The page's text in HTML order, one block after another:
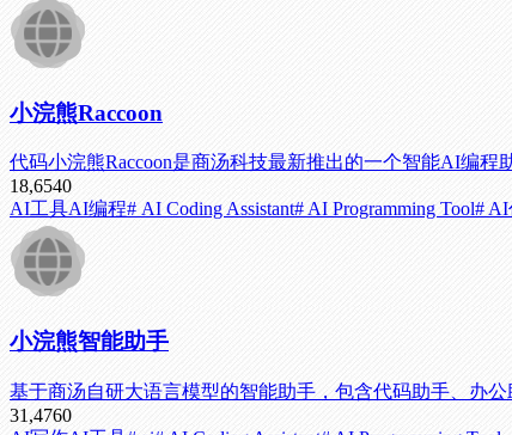
小浣熊Raccoon
代码小浣熊Raccoon是商汤科技最新推出的一个智能AI编
18,6540
AI工具AI编程# AI Coding Assistant# AI Programming Tool#
小浣熊智能助手
基于商汤自研大语言模型的智能助手，包含代码助手、办
31,4760